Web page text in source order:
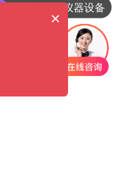
我想了解下仪器设备
×